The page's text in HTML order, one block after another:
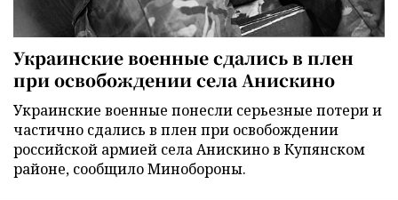
Украинские военные сдались в плен
при освобождении села Анискино
Украинские военные понесли серьезные потери и
частично сдались в плен при освобождении
российской армией села Анискино в Купянском
районе, сообщило Минобороны.